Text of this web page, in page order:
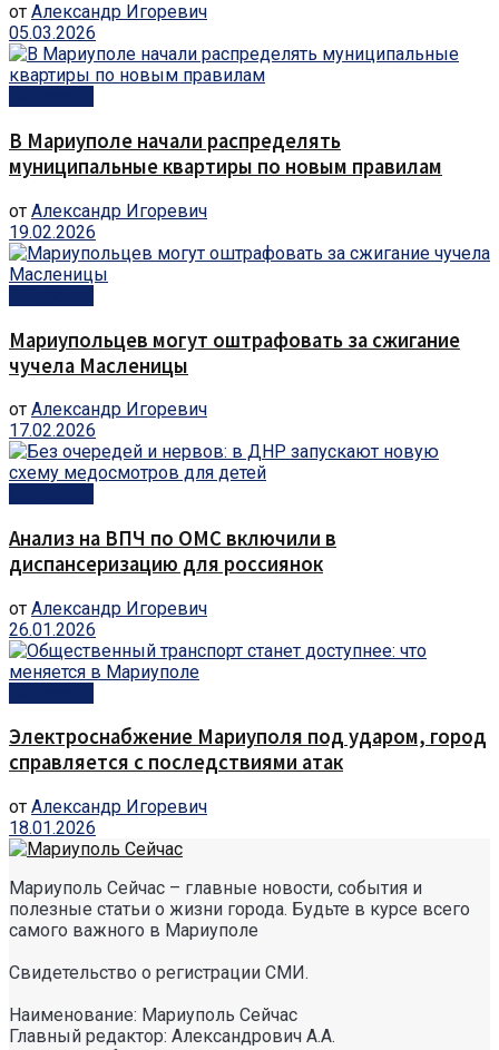
от Александр Игоревич
05.03.2026
В Мариуполе начали распределять
муниципальные квартиры по новым правилам
от Александр Игоревич
19.02.2026
Мариупольцев могут оштрафовать за сжигание
чучела Масленицы
от Александр Игоревич
17.02.2026
Анализ на ВПЧ по ОМС включили в
диспансеризацию для россиянок
от Александр Игоревич
26.01.2026
Электроснабжение Мариуполя под ударом, город
справляется с последствиями атак
от Александр Игоревич
18.01.2026
Мариуполь Сейчас – главные новости, события и
полезные статьи о жизни города. Будьте в курсе всего
самого важного в Мариуполе
Свидетельство о регистрации СМИ.
Наименование: Мариуполь Сейчас
Главный редактор: Александрович А.А.